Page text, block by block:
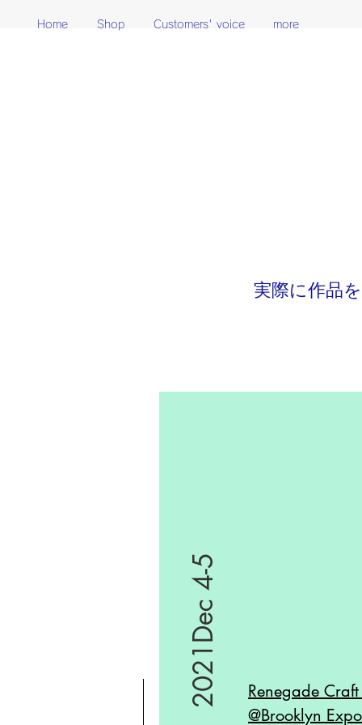
Home Shop Customers' voice more
実際に作品
2021Dec 4-5
Renegade
@Brooklyn Expo